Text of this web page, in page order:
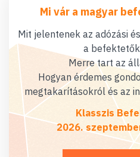
Mi vár a magyar
Mit jelentenek az adózási
a
Merre tart az
Hogyan érdemes
megtakarításokról és az
Klasszis
2026.